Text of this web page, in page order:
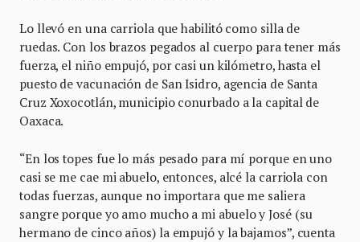
Lo llevó en una carriola que habilitó como silla de
ruedas. Con los brazos pegados al cuerpo para tener más
fuerza, el niño empujó, por casi un kilómetro, hasta el
puesto de vacunación de San Isidro, agencia de Santa
Cruz Xoxocotlán, municipio conurbado a la capital de
Oaxaca.
“En los topes fue lo más pesado para mí porque en uno
casi se me cae mi abuelo, entonces, alcé la carriola con
todas fuerzas, aunque no importara que me saliera
sangre porque yo amo mucho a mi abuelo y José (su
hermano de cinco años) la empujó y la bajamos”, cuenta